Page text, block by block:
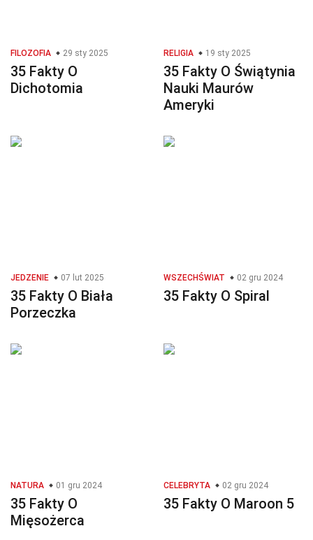
FILOZOFIA 29 sty 2025
35 Fakty O
Dichotomia
RELIGIA 19 sty 2025
35 Fakty O Świątynia
Nauki Maurów
Ameryki
JEDZENIE 07 lut 2025
35 Fakty O Biała
Porzeczka
WSZECHŚWIAT 02 gru 2024
35 Fakty O Spiral
NATURA 01 gru 2024
35 Fakty O
Mięsożerca
CELEBRYTA 02 gru 2024
35 Fakty O Maroon 5